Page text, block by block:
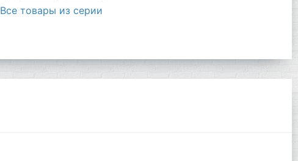
Все товары из серии